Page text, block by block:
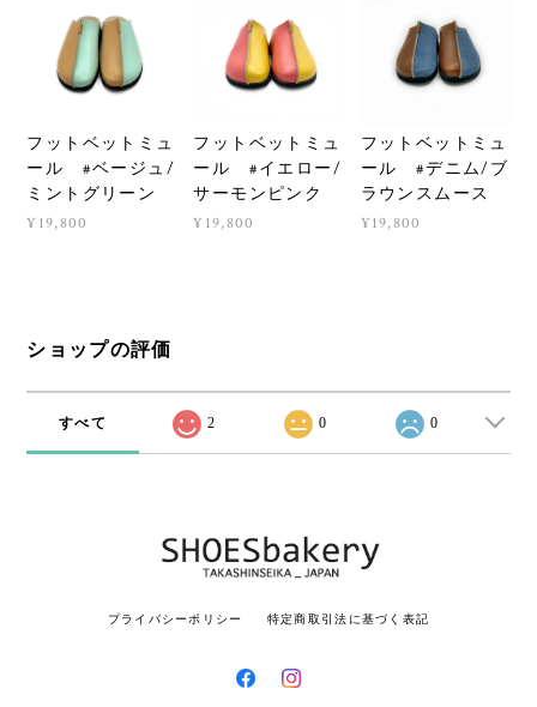
フットベットミュ
ール #ベージュ/
ミントグリーン
¥19,800
フットベットミュ
ール #イエロー/
サーモンピンク
¥19,800
フットベットミュ
ール #デニム/ブ
ラウンスムース
¥19,800
ショップの評価
すべて 2 0 0
プライバシーポリシー 特定商取引法に基づく表記